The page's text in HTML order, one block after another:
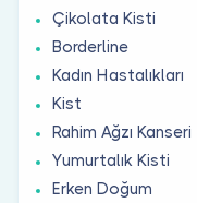
Çikolata Kisti
Borderline
Kadın Hastalıkları
Kist
Rahim Ağzı Kanseri
Yumurtalık Kisti
Erken Doğum